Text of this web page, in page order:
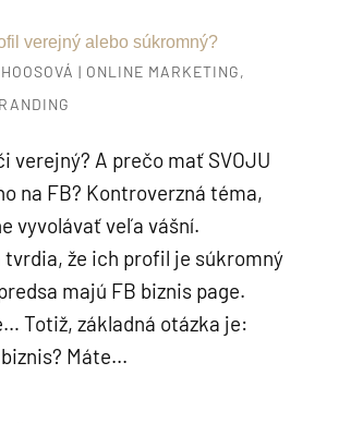
verejný alebo súkromný?
| ONLINE MARKETING,
verejný? A prečo mať SVOJU
na FB? Kontroverzná téma,
vyvolávať veľa vášní.
tvrdia, že ich profil je súkromný
majú FB biznis page.
Totiž, základná otázka je:
Máte...